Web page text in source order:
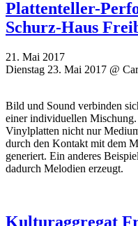
Plattenteller-
Schurz-Haus
21. Mai 2017
Dienstag 23. Mai 2017 @
Bild und Sound verbinden
einer individuellen
Vinylplatten nicht nur
durch den Kontakt mit dem
generiert. Ein anderes
dadurch Melodien erzeugt.
Kulturaggregat